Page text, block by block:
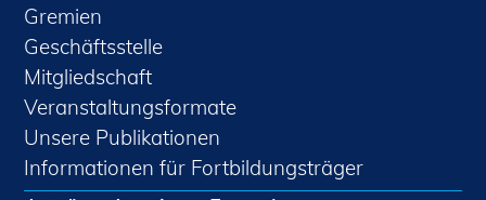
Gremien
Geschäftsstelle
Mitgliedschaft
Veranstaltungsformate
Unsere Publikationen
Informationen für Fortbildungsträger